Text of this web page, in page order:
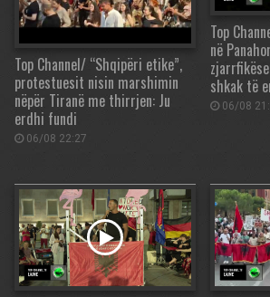
Top Channel/ “Shqipëri etike”,
protestuesit nisin marshimin
nëpër Tiranë me thirrjen: Ju
erdhi fundi
06/08 22:27
Top
në
shkak të
06/08